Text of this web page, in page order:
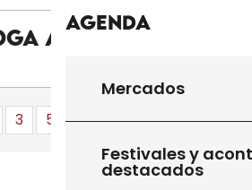
Agenda
Mercados
Festivales y
destacados
avec AnneCha
3 5+ 10+ 16 ❯ ❯❯